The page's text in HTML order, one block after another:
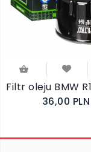
36,00 PLN